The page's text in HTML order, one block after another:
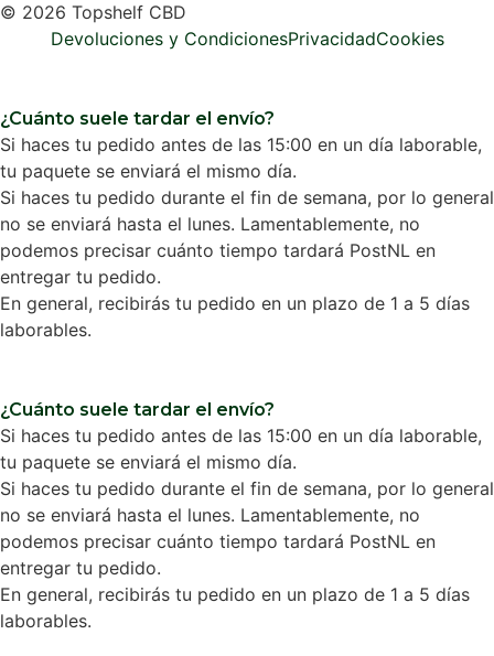
© 2026 Topshelf CBD
Devoluciones y CondicionesPrivacidadCookies
¿Cuánto suele tardar el envío?
Si haces tu pedido antes de las 15:00 en un día laborable,
tu paquete se enviará el mismo día.
Si haces tu pedido durante el fin de semana, por lo general
no se enviará hasta el lunes. Lamentablemente, no
podemos precisar cuánto tiempo tardará PostNL en
entregar tu pedido.
En general, recibirás tu pedido en un plazo de 1 a 5 días
laborables.
¿Cuánto suele tardar el envío?
Si haces tu pedido antes de las 15:00 en un día laborable,
tu paquete se enviará el mismo día.
Si haces tu pedido durante el fin de semana, por lo general
no se enviará hasta el lunes. Lamentablemente, no
podemos precisar cuánto tiempo tardará PostNL en
entregar tu pedido.
En general, recibirás tu pedido en un plazo de 1 a 5 días
laborables.